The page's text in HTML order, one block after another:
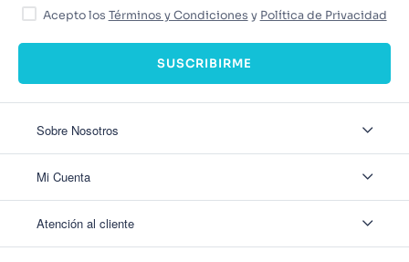
Acepto los Términos y Condiciones y Política de Privacidad
SUSCRIBIRME
Sobre Nosotros
Nuestas tiendas
Mi Cuenta
Ver mis Pedidos
Atención al cliente